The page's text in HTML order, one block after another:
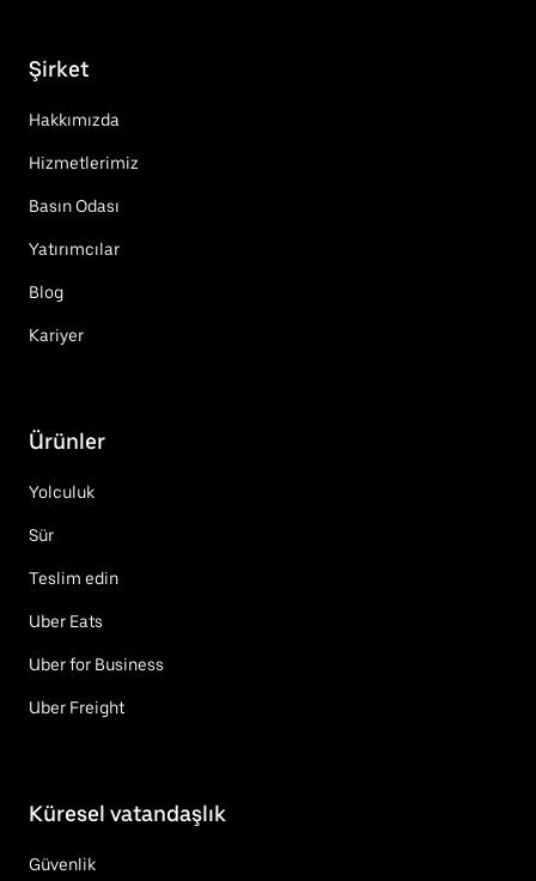
Şirket
Hakkımızda
Hizmetlerimiz
Basın Odası
Yatırımcılar
Blog
Kariyer
Ürünler
Yolculuk
Sür
Teslim edin
Uber Eats
Uber for Business
Uber Freight
Küresel vatandaşlık
Güvenlik